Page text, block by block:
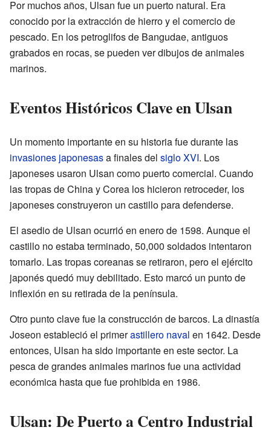
Por muchos años, Ulsan fue un puerto natural. Era
conocido por la extracción de hierro y el comercio de
pescado. En los petroglifos de Bangudae, antiguos
grabados en rocas, se pueden ver dibujos de animales
marinos.
Eventos Históricos Clave en Ulsan
Un momento importante en su historia fue durante las
invasiones japonesasa finales del siglo XVI. Los
japoneses usaron Ulsan como puerto comercial. Cuando
las tropas de China y Corea los hicieron retroceder, los
japoneses construyeron un castillo para defenderse.
El asedio de Ulsan ocurrió en enero de 1598. Aunque el
castillo no estaba terminado, 50,000 soldados intentaron
tomarlo. Las tropas coreanas se retiraron, pero el ejército
japonés quedó muy debilitado. Esto marcó un punto de
inflexión en su retirada de la península.
Otro punto clave fue la construcción de barcos. La dinastía
Joseon estableció el primerastillero naval en 1642. Desde
entonces, Ulsan ha sido importante en este sector. La
pesca de grandes animales marinos fue una actividad
económica hasta que fue prohibida en 1986.
Ulsan: De Puerto a Centro Industrial